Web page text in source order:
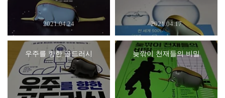
2021.04.24 2021.04.17
우주를 향한 골드러시 늦깎이 천재들의 비밀